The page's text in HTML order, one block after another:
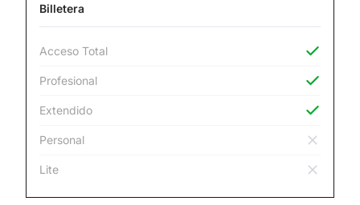
Billetera
Acceso Total
Profesional
Extendido
Personal
Lite